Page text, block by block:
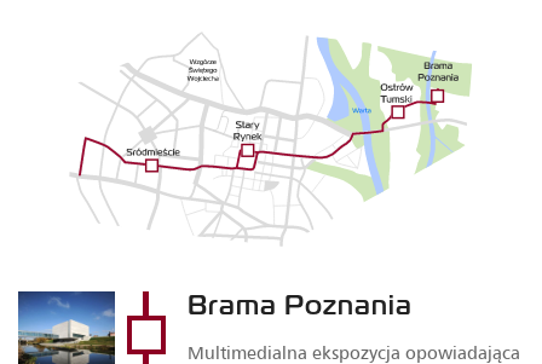
Brama Poznania
Multimedialna ekspozycja opowiadająca